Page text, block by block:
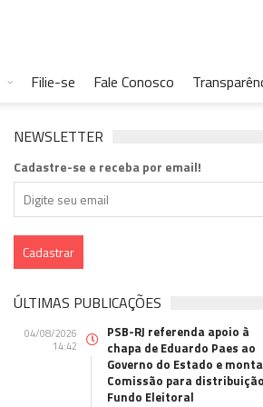
Filie-se Fale Conosco
NEWSLETTER
Cadastre-se e receba por email!
ÚLTIMAS PUBLICAÇÕES
04/08/2026
14:42
PSB-RJ referenda apoio à
chapa de Eduardo Paes ao
Governo do Estado e monta
Comissão para
Fundo Eleitoral